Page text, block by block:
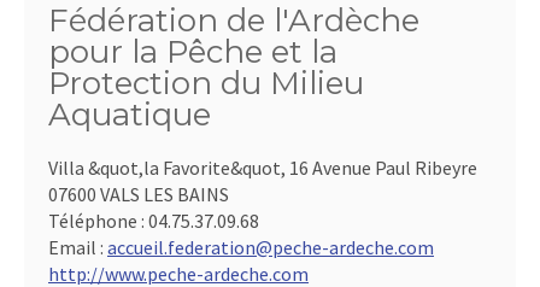
Fédération de l'Ardèche
pour la Pêche et la
Protection du Milieu
Aquatique
Villa &quot,la Favorite&quot, 16 Avenue Paul Ribeyre
07600 VALS LES BAINS
Téléphone : 04.75.37.09.68
Email : accueil.federation@peche-ardeche.com
http://www.peche-ardeche.com